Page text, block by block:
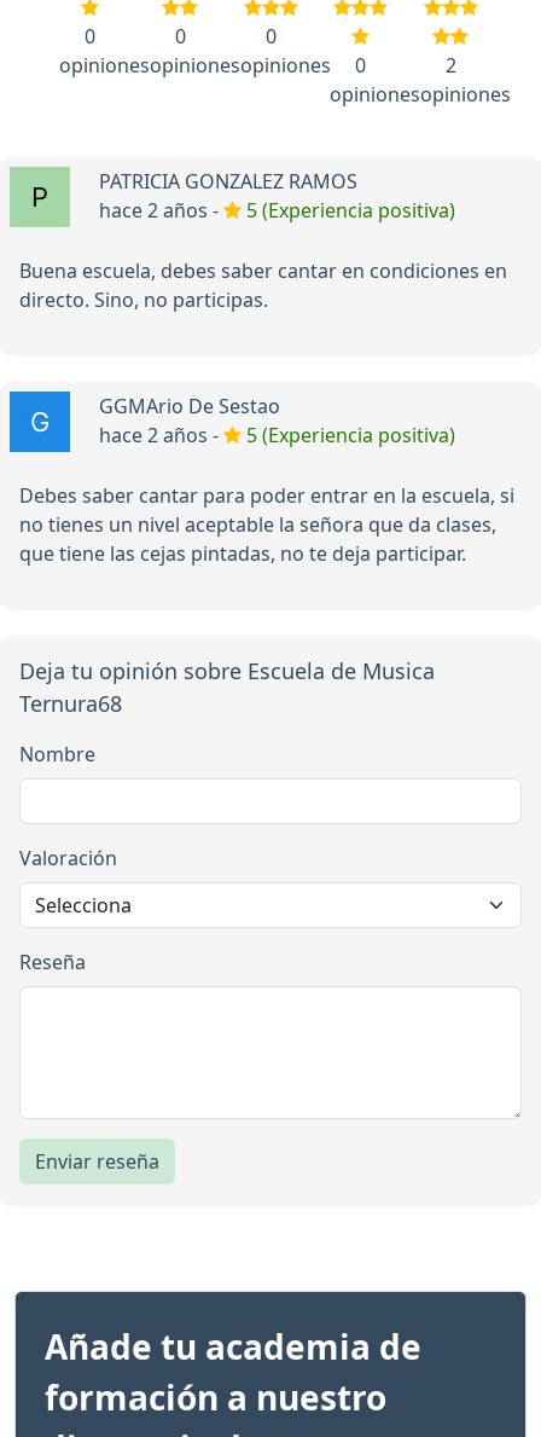
0
opiniones
0
opiniones
0
opiniones
0
opiniones
2
opiniones
PATRICIA GONZALEZ RAMOS
hace 2 años -
5 (Experiencia positiva)
Buena escuela, debes saber cantar en condiciones en
directo. Sino, no participas.
GGMArio De Sestao
hace 2 años -
5 (Experiencia positiva)
Debes saber cantar para poder entrar en la escuela, si
no tienes un nivel aceptable la señora que da clases,
que tiene las cejas pintadas, no te deja participar.
Deja tu opinión sobre Escuela de Musica
Ternura68
Nombre
Valoración
Reseña
Enviar reseña
Añade tu academia de
formación a nuestro